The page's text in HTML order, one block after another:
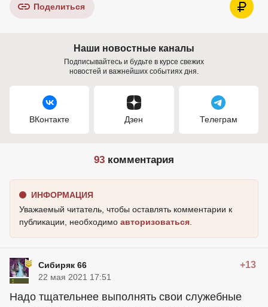
Поделиться
Наши новостные каналы
Подписывайтесь и будьте в курсе свежих
новостей и важнейших событиях дня.
ВКонтакте Дзен Телеграм
93 комментария
ИНФОРМАЦИЯ
Уважаемый читатель, чтобы оставлять комментарии к
публикации, необходимо авторизоваться
Сибиряк 66 +13
22 мая 2021 17:51
Надо тщательнее выполнять свои служебные